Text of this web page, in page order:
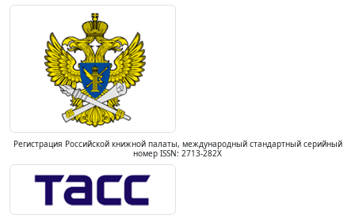
Регистрация Российской книжной палаты, международный стандартный серийный
номер ISSN: 2713-282X